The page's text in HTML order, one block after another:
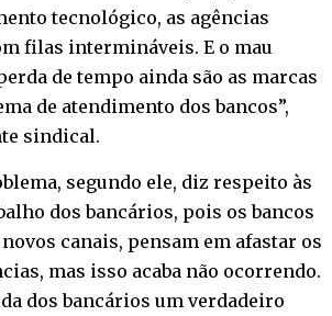
tecnológico, as agências
filas intermináveis. E o mau
de tempo ainda são as marcas
de atendimento dos bancos”,
sindical.
segundo ele, diz respeito às
dos bancários, pois os bancos
canais, pensam em afastar os
mas isso acaba não ocorrendo.
dos bancários um verdadeiro